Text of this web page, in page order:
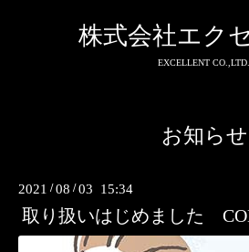
株式会社エク
EXCELLENT CO.,LTD.
お知らせ
2021 /08 /03 15:34
取り扱いはじめました